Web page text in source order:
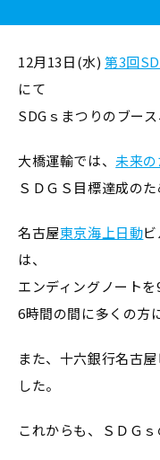
12月13日(水) 第3回
にて
SDGｓまつりのブー
大橋運輸では、 未来
ＳＤＧＳ目標達成の
名古屋東京海上日動
は、
エンディングノート
6時間の間に多くの方
また、十六銀行名古
した。
これからも、ＳＤＧ